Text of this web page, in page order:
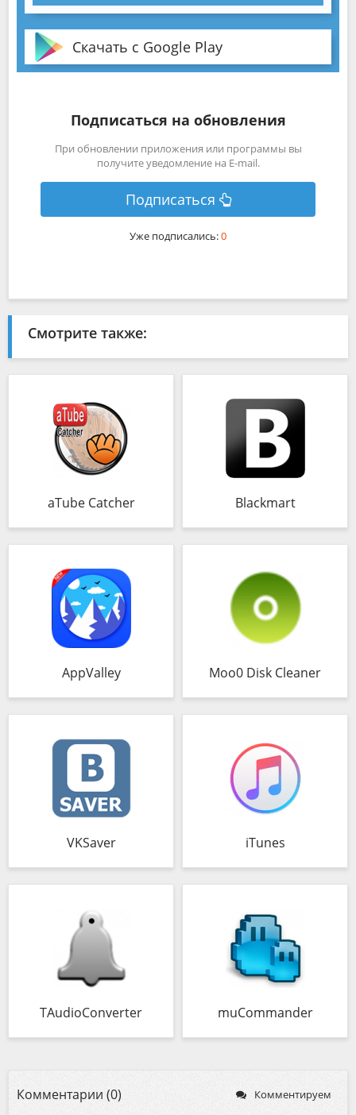
Скачать с Google Play
Подписаться на обновления
При обновлении приложения или программы вы
получите уведомление на E-mail.
Подписаться
Уже подписались:0
Смотрите также:
aTube Catcher Blackmart
AppValley Moo0 Disk Cleaner
VKSaver iTunes
TAudioConverter muCommander
Комментарии (0) Комментируем